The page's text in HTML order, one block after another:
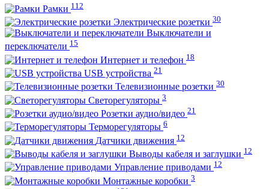
Рамки 112
Электрические розетки 30
Выключатели и
переключатели 15
Интернет и телефон 18
USB устройства 21
Телевизионные розетки 30
Светорегуляторы 3
Розетки аудио/видео 21
Терморегуляторы 6
Датчики движения 12
Выводы кабеля и заглушки 12
Управление приводами 12
Монтажные коробки 3